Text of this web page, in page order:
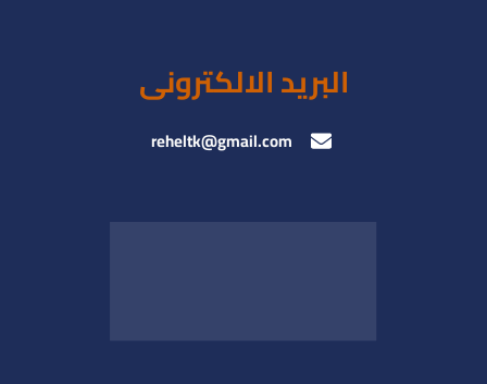
البريد الالكترونى
reheltk@gmail.com